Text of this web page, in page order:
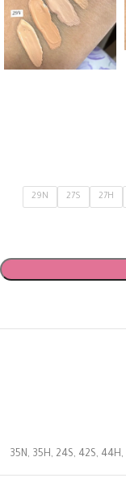
27H
27S
29N
35N, 35H, 24S, 42S, 44H,